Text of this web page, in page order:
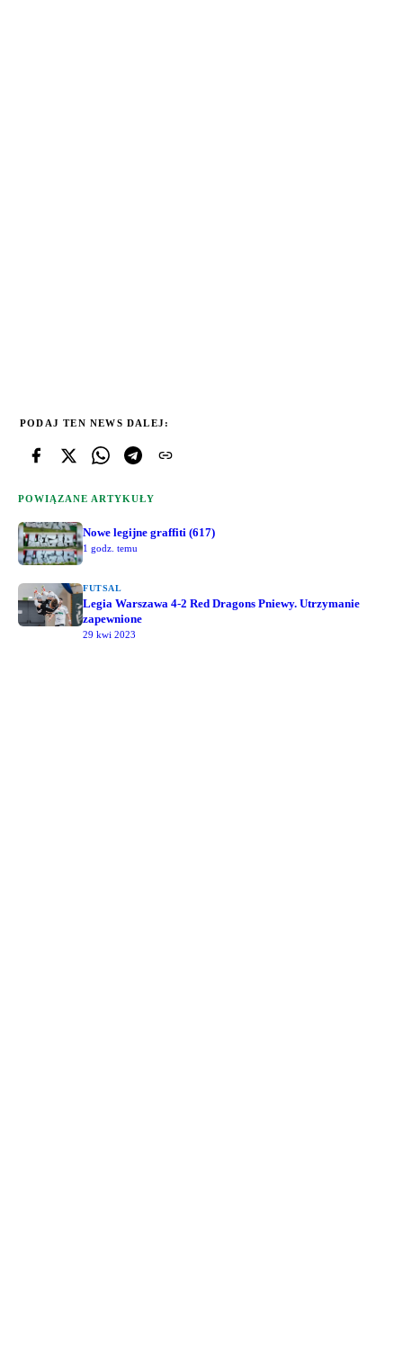
PODAJ TEN NEWS DALEJ:
POWIĄZANE ARTYKUŁY
Nowe legijne graffiti (617)
1 godz. temu
FUTSAL
Legia Warszawa 4-2 Red Dragons Pniewy. Utrzymanie
zapewnione
29 kwi 2023